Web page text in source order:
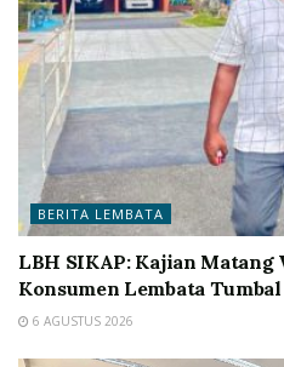
BERITA LEMBATA
LBH SIKAP: Kajian Matang
Konsumen Lembata
6 AGUSTUS 2026